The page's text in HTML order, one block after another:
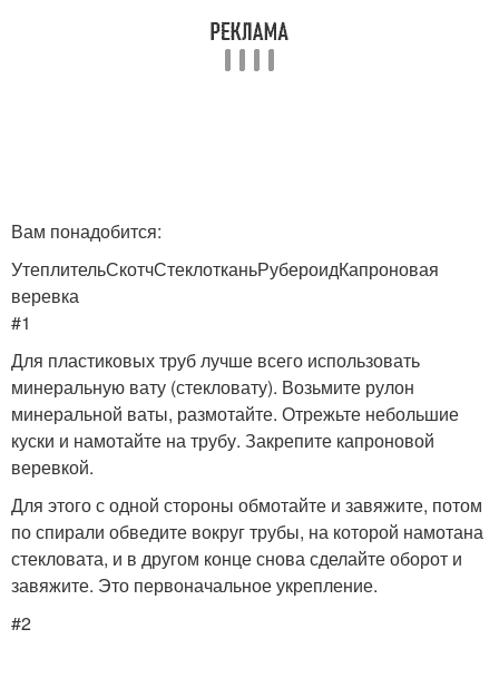
Вам понадобится:
УтеплительСкотчСтеклотканьРубероидКапроновая
веревка
#1
Для пластиковых труб лучше всего использовать
минеральную вату (стекловату). Возьмите рулон
минеральной ваты, размотайте. Отрежьте небольшие
куски и намотайте на трубу. Закрепите капроновой
веревкой.
Для этого с одной стороны обмотайте и завяжите, потом
по спирали обведите вокруг трубы, на которой намотана
стекловата, и в другом конце снова сделайте оборот и
завяжите. Это первоначальное укрепление.
#2